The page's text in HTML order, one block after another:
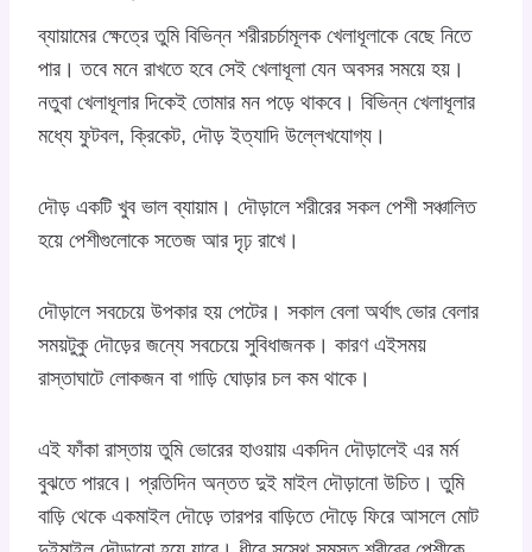
ব্যায়ামের ক্ষেত্রে তুমি বিভিন্ন শরীরচর্চামূলক খেলাধূলাকে বেছে নিতে
পার। তবে মনে রাখতে হবে সেই খেলাধূলা যেন অবসর সময়ে হয়।
নতুবা খেলাধূলার দিকেই তোমার মন পড়ে থাকবে। বিভিন্ন খেলাধূলার
মধ্যে ফুটবল, ক্রিকেট, দৌড় ইত্যাদি উল্লেখযোগ্য।
দৌড় একটি খুব ভাল ব্যায়াম। দৌড়ালে শরীরের সকল পেশী সঞ্চালিত
হয়ে পেশীগুলোকে সতেজ আর দৃঢ় রাখে।
দৌড়ালে সবচেয়ে উপকার হয় পেটের। সকাল বেলা অর্থাৎ ভোর বেলার
সময়টুকু দৌড়ের জন্যে সবচেয়ে সুবিধাজনক। কারণ এইসময়
রাস্তাঘাটে লোকজন বা গাড়ি ঘোড়ার চল কম থাকে।
এই ফাঁকা রাস্তায় তুমি ভোরের হাওয়ায় একদিন দৌড়ালেই এর মর্ম
বুঝতে পারবে। প্রতিদিন অন্তত দুই মাইল দৌড়ানো উচিত। তুমি
বাড়ি থেকে একমাইল দৌড়ে তারপর বাড়িতে দৌড়ে ফিরে আসলে মোট